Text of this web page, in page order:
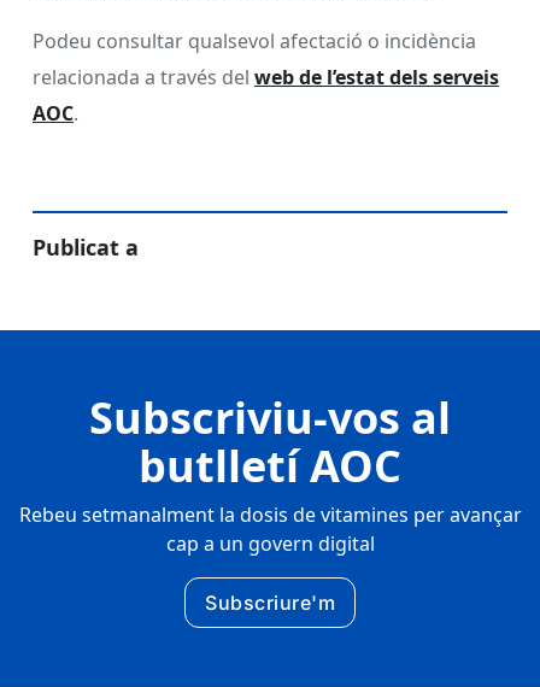
Podeu consultar qualsevol afectació o incidència
relacionada a través del web de l’estat dels serveis
AOC.
Publicat a
Subscriviu-vos al
butlletí AOC
Rebeu setmanalment la dosis de vitamines per avançar
cap a un govern digital
Subscriure'm